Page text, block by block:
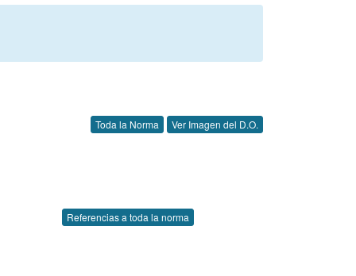
Toda la Norma Ver Imagen del D.O.
Referencias a toda la norma